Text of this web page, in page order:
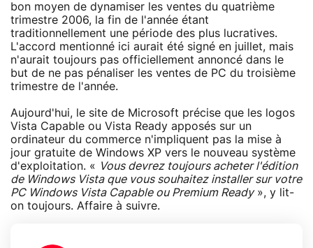
bon moyen de dynamiser les ventes du quatrième
trimestre 2006, la fin de l'année étant
traditionnellement une période des plus lucratives.
L'accord mentionné ici aurait été signé en juillet, mais
n'aurait toujours pas officiellement annoncé dans le
but de ne pas pénaliser les ventes de PC du troisième
trimestre de l'année.
Aujourd'hui, le site de Microsoft précise que les logos
Vista Capable ou Vista Ready apposés sur un
ordinateur du commerce n'impliquent pas la mise à
jour gratuite de Windows XP vers le nouveau système
d'exploitation. « Vous devrez toujours acheter l'édition
de Windows Vista que vous souhaitez installer sur votre
PC Windows Vista Capable ou Premium Ready», y lit-
on toujours. Affaire à suivre.